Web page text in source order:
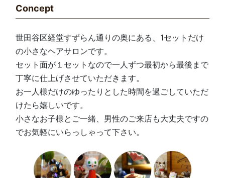
Concept
世田谷区経堂すずらん通りの奥にある、1セットだけ
の小さなヘアサロンです。
セット面が１セットなので一人ずつ最初から最後まで
丁寧に仕上げさせていただきます。
お一人様だけのゆったりとした時間を過ごしていただ
けたら嬉しいです。
小さなお子様とご一緒、男性のご来店も大丈夫ですの
でお気軽にいらっしゃって下さい。